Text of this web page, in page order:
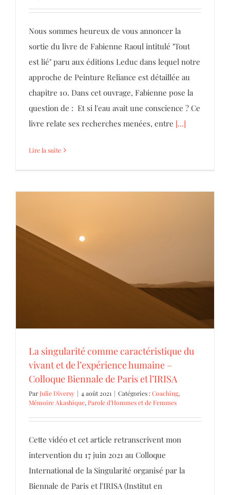
Nous sommes heureux de vous annoncer la
sortie du livre de Fabienne Raoul intitulé "Tout
est lié" paru aux éditions Leduc dans lequel notre
approche de Peinture Reliance est détaillée au
chapitre 10. Dans cet ouvrage, Fabienne pose la
question de : Et si l'eau avait une conscience ? Ce
livre relate ses recherches menées, entre [...]
Lire la suite
La singularité comme caractéristique du
vivant et de l’expérience humaine – Colloque
Biennale de Paris et l’IRISA
Mémoire Akashique Parole d'Hommes et de
La singularité comme caractéristique du
vivant et de l’expérience humaine –
Colloque Biennale de Paris et l’IRISA
ParJulie Diversy | 4 août 2021 | Catégories :Coaching,
Mémoire Akashique, Parole d'Hommes et de Femmes
Cette vidéo et cet article retranscrivent mon
intervention du 17 juin 2021 au Colloque
International de la Singularité organisé par la
Biennale de Paris et l'IRISA (Institut en